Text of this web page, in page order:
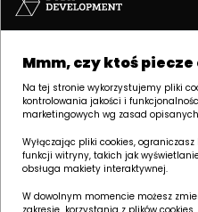
Siedziba | POZNAŃ
ul. Palacza 144, 60-278 Poznań
tel: +48 61 646 84 44
biuro@dudadevelopment.pl
marketing@dudadevelopment.pl
Mmm, czy ktoś
Na tej stronie wykorzystujemy pliki
kontrolowania jakości i
marketingowych wg zasad
Wyłączając pliki cookies,
funkcji witryny, takich jak
obsługa makiety interaktywnej.
W dowolnym momencie możesz